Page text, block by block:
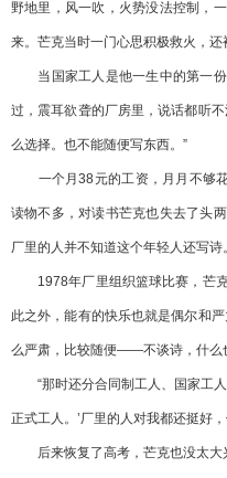
野地里，风一吹，火势没法控制，
来。芒克当时一门心思积极救火，还
当国家工人是他一生中的第一份
过，震耳欲聋的厂房里，说话都听
么选择。也不能随便写东西。”
一个月38元的工资，月月不够花
读物不多，对读书芒克也失去了头
厂里的人并不知道这个年轻人还写诗。
1978年厂里组织篮球比赛，芒克
此之外，能有的快乐也就是偶尔和
么严肃，比较随便——不谈诗，什么
“那时还分合同制工人、国家工人
正式工人。’厂里的人对我都还挺好
后来恢复了高考，芒克也没太大